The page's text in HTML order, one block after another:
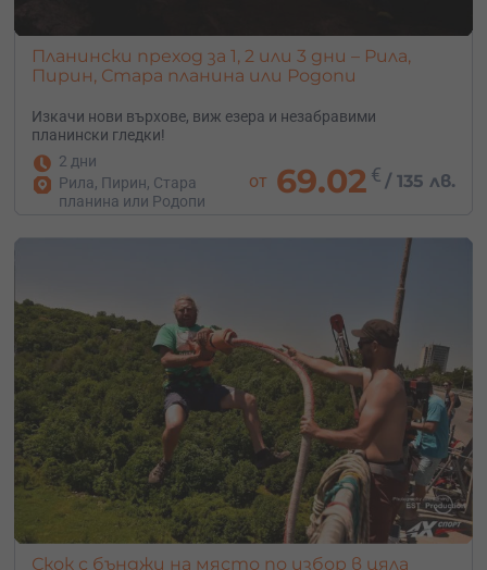
Планински преход за 1, 2 или 3 дни – Рила,
Пирин, Стара планина или Родопи
Изкачи нови върхове, виж езера и незабравими
планински гледки!
2 дни
Рила, Пирин, Стара
планина или Родопи
от 69.02 € / 135 лв.
Скок с бънджи на място по избор в цяла